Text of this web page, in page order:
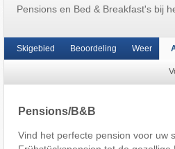
Pensions en Bed & Breakfast's bij
Skigebied Beoordeling Weer
Pensions/B&B
Vind het perfecte pension voor uw